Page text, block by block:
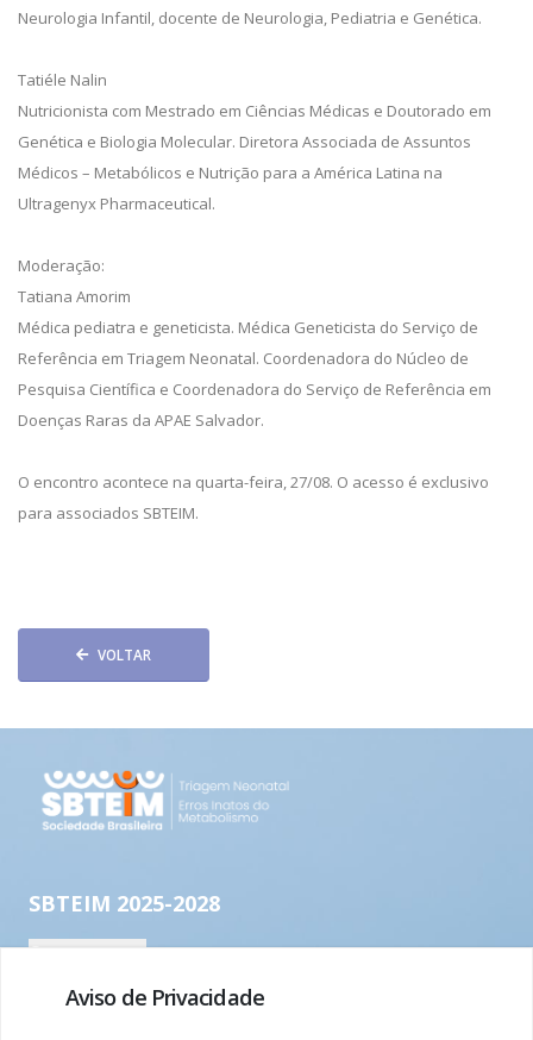
Neurologia Infantil, docente de Neurologia, Pediatria e Genética.
Tatiéle Nalin
Nutricionista com Mestrado em Ciências Médicas e Doutorado em
Genética e Biologia Molecular. Diretora Associada de Assuntos
Médicos – Metabólicos e Nutrição para a América Latina na
Ultragenyx Pharmaceutical.
Moderação:
Tatiana Amorim
Médica pediatra e geneticista. Médica Geneticista do Serviço de
Referência em Triagem Neonatal. Coordenadora do Núcleo de
Pesquisa Científica e Coordenadora do Serviço de Referência em
Doenças Raras da APAE Salvador.
O encontro acontece na quarta-feira, 27/08. O acesso é exclusivo
para associados SBTEIM.
VOLTAR
Aviso de Privacidade